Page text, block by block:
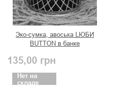
Эко-сумка, авоська LЮБИ
BUTTON в банке
135,00 грн
Нет на
складе